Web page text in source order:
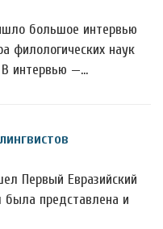
большое интервью
филологических наук
В интервью —…
Первый Евразийский
была представлена и